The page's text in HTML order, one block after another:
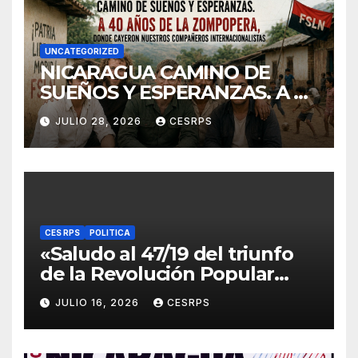
UNCATEGORIZED
NICARAGUA CAMINO DE
SUEÑOS Y ESPERANZAS. A 40
años de La Zompopera,
donde cayeron nuestros
compañeros
internacionalistas.
JULIO 28, 2026 CESRPS
CES RPS POLITICA
«Saludo al 47/19 del triunfo
de la Revolución Popular
Sandinista : Siempre + allá!»
JULIO 16, 2026 CESRPS